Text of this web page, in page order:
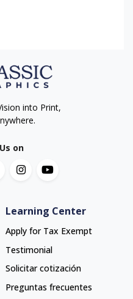
into Print,
on
Learning Center
Apply for Tax Exempt
Testimonial
Solicitar cotización
Preguntas frecuentes